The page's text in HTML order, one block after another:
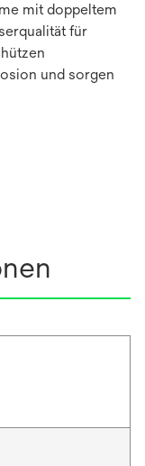
mit doppeltem
für
und sorgen